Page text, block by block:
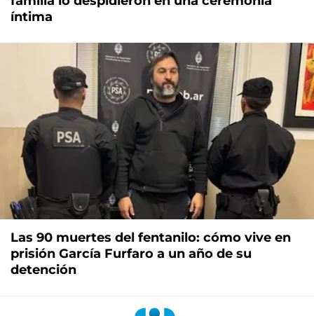
íntima
Las 90 muertes del fentanilo: cómo vive en
prisión García Furfaro a un año de su
detención